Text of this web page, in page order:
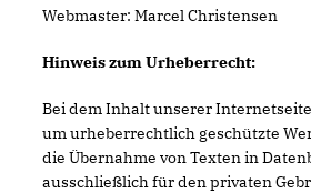
Webmaster: Marcel Christensen
Hinweis zum Urheberrecht:
Bei dem Inhalt unserer
um urheberrechtlich geschützte
die Übernahme von Texten in
ausschließlich für den privaten